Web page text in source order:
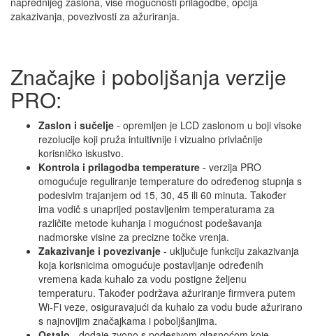
zakazivanja, povezivosti za ažuriranja.
Značajke i poboljšanja verzije
PRO:
Zaslon i sučelje - opremljen je LCD zaslonom u boji visoke
rezolucije koji pruža intuitivnije i vizualno privlačnije
korisničko iskustvo.
Kontrola i prilagodba temperature - verzija PRO
omogućuje reguliranje temperature do određenog stupnja s
podesivim trajanjem od 15, 30, 45 ili 60 minuta. Također
ima vodič s unaprijed postavljenim temperaturama za
različite metode kuhanja i mogućnost podešavanja
nadmorske visine za precizne točke vrenja.
Zakazivanje i povezivanje - uključuje funkciju zakazivanja
koja korisnicima omogućuje postavljanje određenih
vremena kada kuhalo za vodu postigne željenu
temperaturu. Također podržava ažuriranje firmvera putem
Wi-Fi veze, osiguravajući da kuhalo za vodu bude ažurirano
s najnovijim značajkama i poboljšanjima.